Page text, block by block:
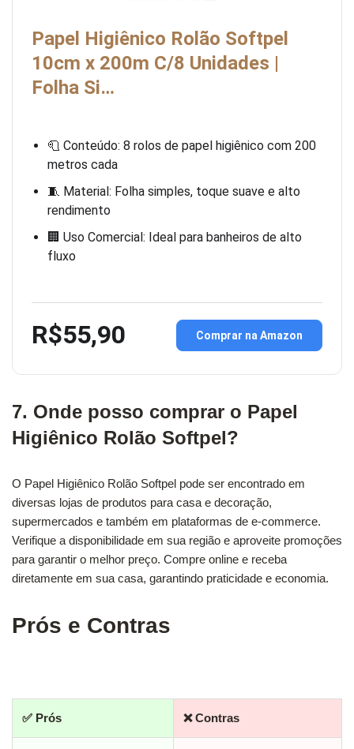
Papel Higiênico Rolão Softpel
10cm x 200m C/8 Unidades |
Folha Si…
🧻 Conteúdo: 8 rolos de papel higiênico com 200
metros cada
🧵 Material: Folha simples, toque suave e alto
rendimento
🏢 Uso Comercial: Ideal para banheiros de alto
fluxo
R$55,90 Comprar na Amazon
7. Onde posso comprar o Papel
Higiênico Rolão Softpel?
O Papel Higiênico Rolão Softpel pode ser encontrado em
diversas lojas de produtos para casa e decoração,
supermercados e também em plataformas de e-commerce.
Verifique a disponibilidade em sua região e aproveite promoções
para garantir o melhor preço. Compre online e receba
diretamente em sua casa, garantindo praticidade e economia.
Prós e Contras
✅ Prós ❌ Contras